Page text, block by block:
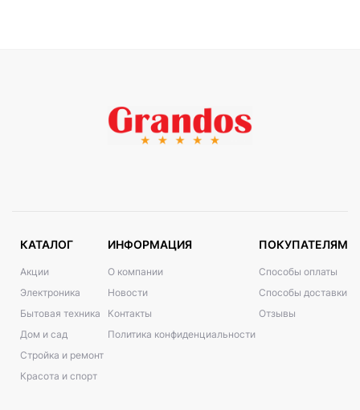
КАТАЛОГ
Акции
Электроника
Бытовая техника
Дом и сад
Стройка и ремонт
Красота и спорт
ИНФОРМАЦИЯ
О компании
Новости
Контакты
Политика конфиденциальности
ПОКУПАТЕЛЯМ
Способы оплаты
Способы доставки
Отзывы